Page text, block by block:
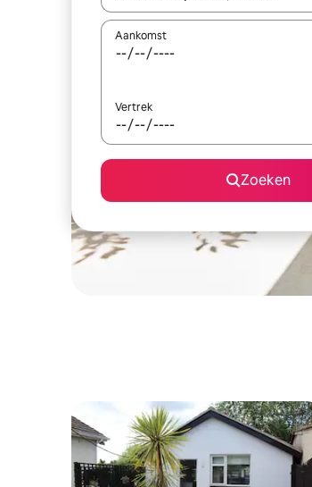
Aankomst
Vertrek
Zoeken